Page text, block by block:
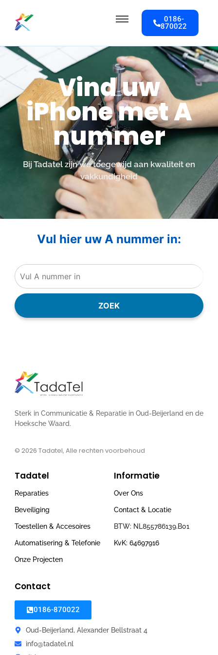
0186-
870022
Vind uw
iPhone met A
nummer
Bij Tadatel zijn we toegewijd aan kwaliteit en
vakkundigheid
Vul hier uw A nummer in:
ZOEK
Sterk in Communicatie & Reparatie in Oud-Beijerland en de
Hoeksche Waard.
© 2026 Tadatel, Alle rechten voorbehoud
Tadatel
Reparaties
Beveiliging
Toestellen & Accesoires
Automatisering & Telefonie
Onze Projecten
Informatie
Over Ons
Contact & Locatie
BTW: NL855786139.B01
KvK: 64697916
Contact
0186-870022
Oud-Beijerland, Alexander Bellstraat 4
info@tadatel.nl